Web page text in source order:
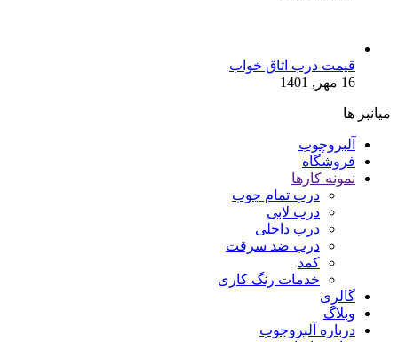
قیمت درب اتاق خواب
16 مهر, 1401
میانبر ها
آلبروچوب
فروشگاه
نمونه کارها
درب تمام چوب
درب لابی
درب داخلی
درب ضد سرقت
کمد
خدمات رنگ کاری
گالری
وبلاگ
درباره آلبروچوب